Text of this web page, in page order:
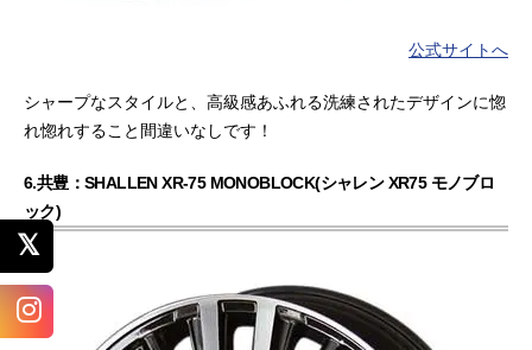
公式サイトへ
シャープなスタイルと、高級感あふれる洗練されたデザインに惚
れ惚れすること間違いなしです！
6.共豊：SHALLEN XR-75 MONOBLOCK(シャレン XR75 モノブロ
ック)